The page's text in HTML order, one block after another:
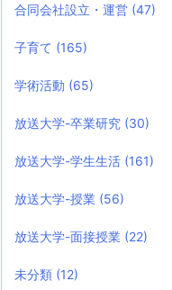
合同会社設立・運営 (47)
子育て (165)
学術活動 (65)
放送大学-卒業研究 (30)
放送大学-学生生活 (161)
放送大学-授業 (56)
放送大学-面接授業 (22)
未分類 (12)